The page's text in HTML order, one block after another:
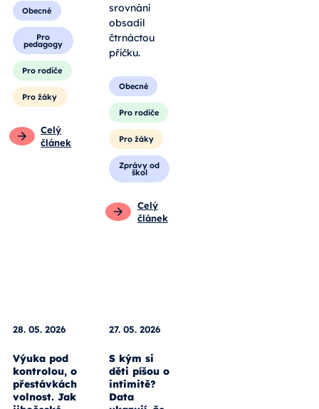
rodiny, aby si
vědu osahaly
vlastníma
rukama.
Obecné
pedagogy
Pro rodiče
srovnání
obsadil
čtrnáctou
příčku.
Obecné
Pro rodiče
Pro žáky
Zprávy od
škol
Celý
článek
28. 05. 2026
Výuka pod
kontrolou, o
přestávkách
volnost. Jak
27. 05. 2026
S kým si
děti píšou o
intimitě?
Data